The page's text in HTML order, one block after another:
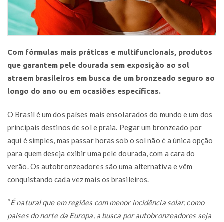
Com fórmulas mais práticas e multifuncionais, produtos
que garantem pele dourada sem exposição ao sol
atraem brasileiros em busca de um bronzeado seguro ao
longo do ano ou em ocasiões específicas.
O Brasil é um dos países mais ensolarados do mundo e um dos
principais destinos de sol e praia. Pegar um bronzeado por
aqui é simples, mas passar horas sob o sol não é a única opção
para quem deseja exibir uma pele dourada, com a cara do
verão. Os autobronzeadores são uma alternativa e vêm
conquistando cada vez mais os brasileiros.
“É natural que em regiões com menor incidência solar, como
países do norte da Europa, a busca por autobronzeadores seja